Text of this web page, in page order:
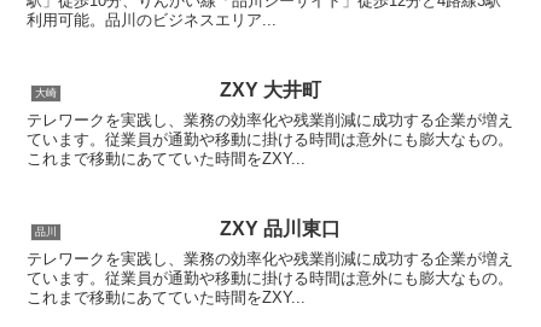
利用可能。品川のビジネスエリア...
大崎 ZXY 大井町
テレワークを実践し、業務の効率化や残業削減に成功する企業が増え
ています。従業員が通勤や移動に掛ける時間は意外にも膨大なもの。
これまで移動にあてていた時間をZXY...
品川 ZXY 品川東口
テレワークを実践し、業務の効率化や残業削減に成功する企業が増え
ています。従業員が通勤や移動に掛ける時間は意外にも膨大なもの。
これまで移動にあてていた時間をZXY...